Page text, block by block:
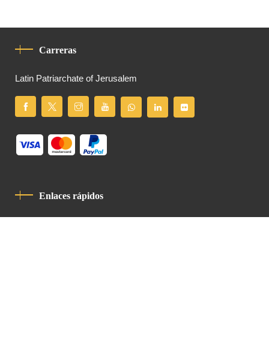
Carreras
Latin Patriarchate of Jerusalem
Enlaces rápidos